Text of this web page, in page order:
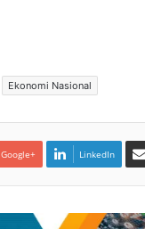
Ekonomi Nasional
Google+ LinkedIn